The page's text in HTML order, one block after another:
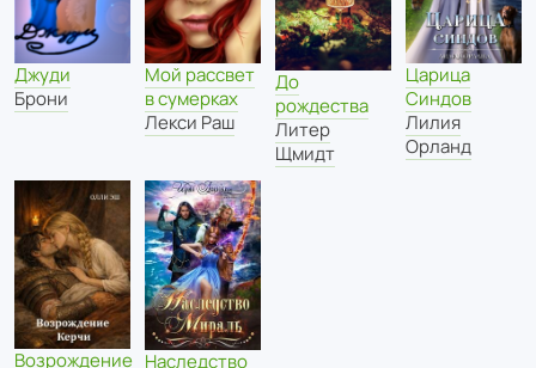
Джуди
Брони
Мой рассвет
в сумерках
Лекси Раш
До
рождества
Литер
Щмидт
Царица
Синдов
Лилия
Орланд
Возрождение Наследство